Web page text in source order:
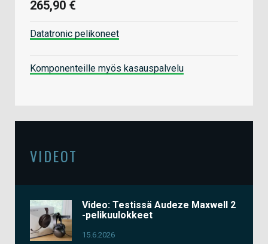
265,90 €
Datatronic pelikoneet
Komponenteille myös kasauspalvelu
VIDEOT
Video: Testissä Audeze Maxwell 2
-pelikuulokkeet
15.6.2026